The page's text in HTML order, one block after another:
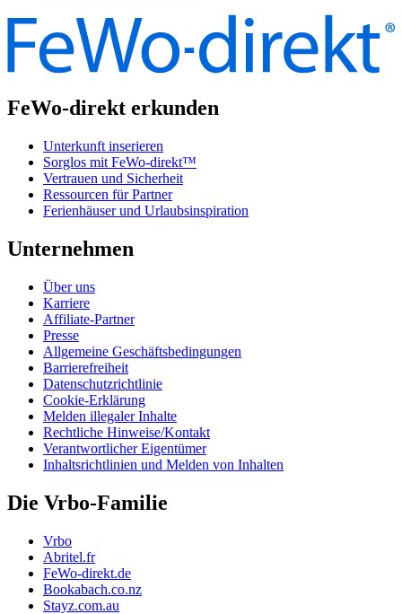
FeWo-direkt erkunden
Unterkunft inserieren
Sorglos mit FeWo-direkt™
Vertrauen und Sicherheit
Ressourcen für Partner
Ferienhäuser und Urlaubsinspiration
Unternehmen
Über uns
Karriere
Affiliate-Partner
Presse
Allgemeine Geschäftsbedingungen
Barrierefreiheit
Datenschutzrichtlinie
Cookie-Erklärung
Melden illegaler Inhalte
Rechtliche Hinweise/Kontakt
Verantwortlicher Eigentümer
Inhaltsrichtlinien und Melden von Inhalten
Die Vrbo-Familie
Vrbo
Abritel.fr
FeWo-direkt.de
Bookabach.co.nz
Stayz.com.au